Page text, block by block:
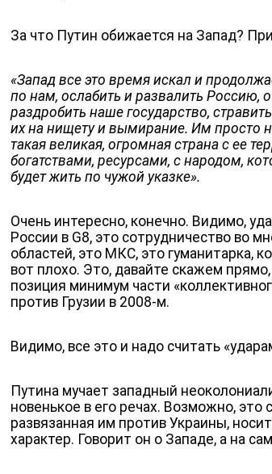
За что Путин обижается на Запад?
«Запад все это время искал и
по нам, ослабить и развалить Россию,
раздробить наше государство,
их на нищету и вымирание. Им просто
такая великая, огромная страна с ее
богатствами, ресурсами, с народом,
будет жить по чужой указке».
Очень интересно, конечно. Видимо,
России в G8, это сотрудничество во
областей, это МКС, это гуманитарка,
вот плохо. Это, давайте скажем
позиция минимум части
против Грузии в 2008-м.
Видимо, все это и надо считать
Путина мучает западный
новенькое в его речах. Возможно, это
развязанная им против Украины,
характер. Говорит он о Западе, а на